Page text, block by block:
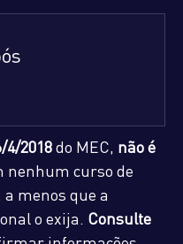
4/2018do MEC, não é
nenhum curso de
a menos que a
o exija. Consulte